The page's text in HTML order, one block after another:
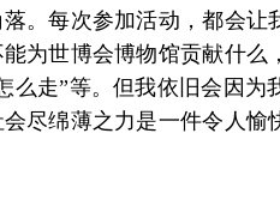
。每次参加活动，都会
为世博会博物馆贡献什
么走”等。但我依旧会因
尽绵薄之力是一件令人